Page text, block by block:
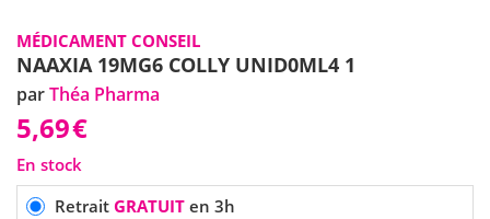
MÉDICAMENT CONSEIL
NAAXIA 19MG6 COLLY UNID0ML4 1
parThéa Pharma
5,69€
En stock
Retrait GRATUITen 3h